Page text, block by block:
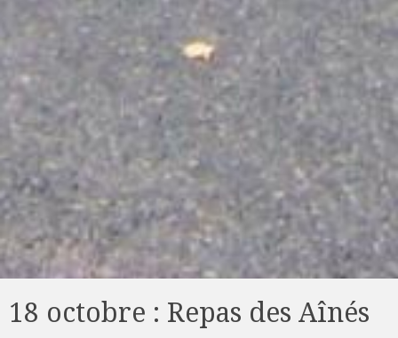
18 octobre : Repas des Aînés